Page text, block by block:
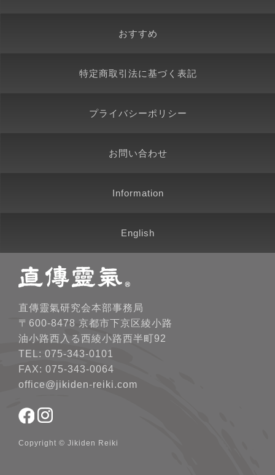
おすすめ
特定商取引法に基づく表記
プライバシーポリシー
お問い合わせ
Information
English
直傳靈氣研究会本部事務局
〒600-8478 京都市下京区綾小路
油小路西入る西綾小路西半町92
TEL: 075-343-0101
FAX: 075-343-0064
office@jikiden-reiki.com
Copyright © Jikiden Reiki